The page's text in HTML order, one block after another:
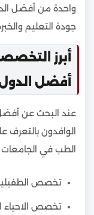
واحدة من أفضل
جودة التعليم
أبرز
أفضل
عند البحث عن أفضل
الوافدون بالتعرف
الطب في الجامعات
تخصص
تخصص الاحياء